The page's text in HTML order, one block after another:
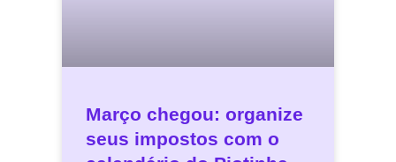
Março chegou: organize
seus impostos com o